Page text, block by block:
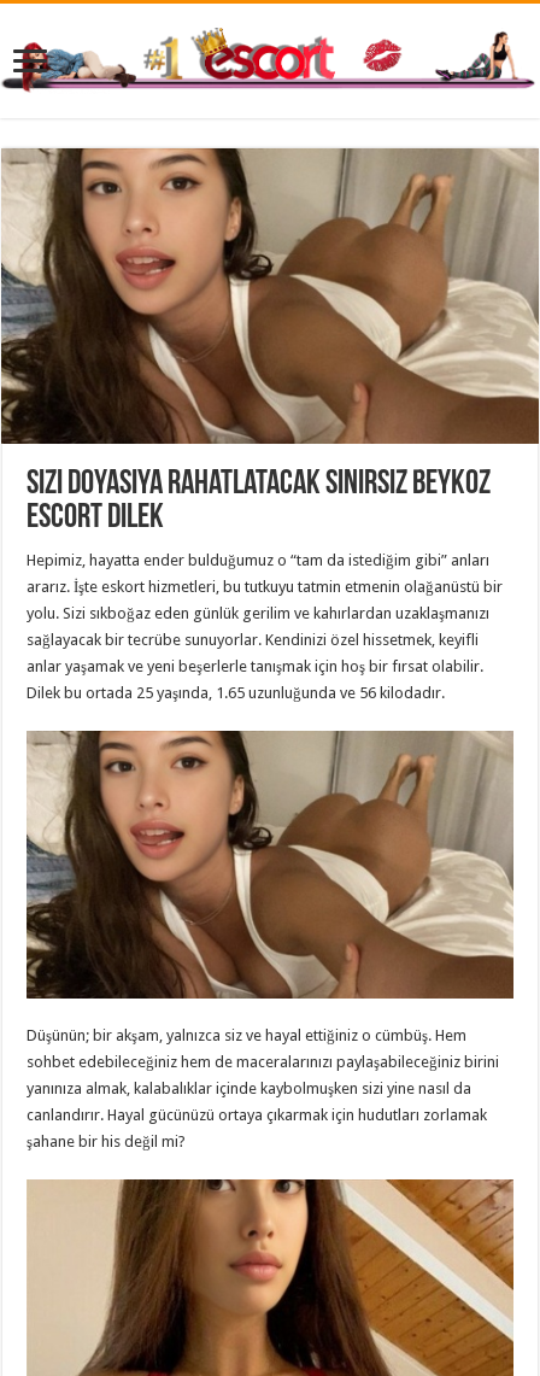
Sizi Doyasıya Rahatlatacak Sınırsız Beykoz
Escort Dilek
Hepimiz, hayatta ender bulduğumuz o “tam da istediğim gibi” anları
ararız. İşte eskort hizmetleri, bu tutkuyu tatmin etmenin olağanüstü bir
yolu. Sizi sıkboğaz eden günlük gerilim ve kahırlardan uzaklaşmanızı
sağlayacak bir tecrübe sunuyorlar. Kendinizi özel hissetmek, keyifli
anlar yaşamak ve yeni beşerlerle tanışmak için hoş bir fırsat olabilir.
Dilek bu ortada 25 yaşında, 1.65 uzunluğunda ve 56 kilodadır.
Düşünün; bir akşam, yalnızca siz ve hayal ettiğiniz o cümbüş. Hem
sohbet edebileceğiniz hem de maceralarınızı paylaşabileceğiniz birini
yanınıza almak, kalabalıklar içinde kaybolmuşken sizi yine nasıl da
canlandırır. Hayal gücünüzü ortaya çıkarmak için hudutları zorlamak
şahane bir his değil mi?